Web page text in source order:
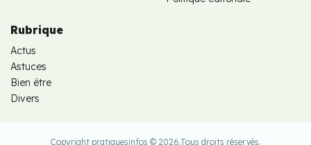
Rubrique
Actus
Astuces
Bien être
Divers
Copyright pratiquesinfos © 2026.Tous droits réservés.